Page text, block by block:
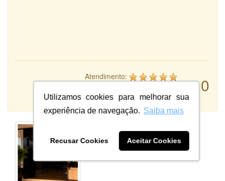
Utilizamos cookies para melhorar sua
experiência de navegação. Saiba mais
Recusar Cookies Aceitar Cookies
10
Atendimento:
Sistema: